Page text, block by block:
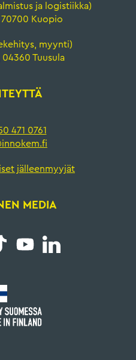
ja logistiikka)
Kuopio
myynti)
04360 Tuusula
471 0761
jälleenmyyjät
MEDIA